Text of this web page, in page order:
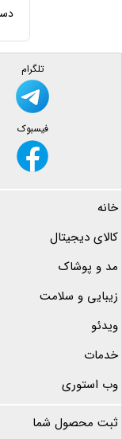
تلگرام
فیسبوک
خانه
کالای دیجیتال
مد و پوشاک
زیبایی و سلامت
ویدئو
خدمات
وب استوری
ثبت محصول شما